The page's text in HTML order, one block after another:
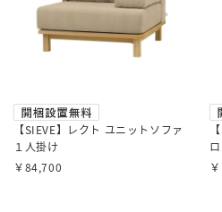
【SIEVE】レクト ユニットソファ
１人掛け
￥84,700